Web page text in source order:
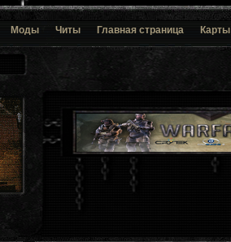
Моды Читы Главная страница Карты